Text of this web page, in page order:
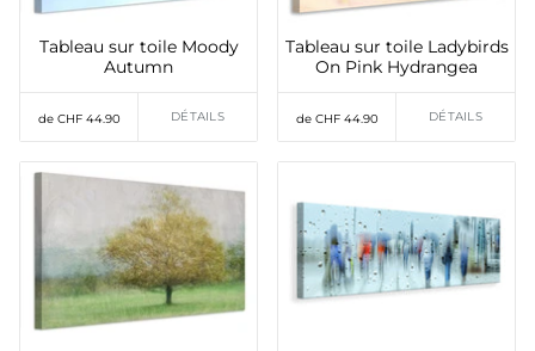
Tableau sur toile Moody
Autumn
de CHF 44.90 DÉTAILS
Tableau sur toile Ladybirds
On Pink Hydrangea
de CHF 44.90 DÉTAILS